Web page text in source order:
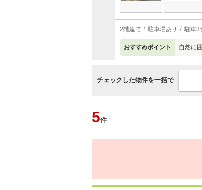
2階建て 駐車場あり 駐車3
おすすめポイント 自然に
チェックした物件を一括で
5件